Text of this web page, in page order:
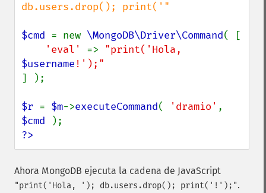
db.users.drop(); print('"
$cmd = new \MongoDB\Driver\Command( [
'eval' =>
$username
] );
$r = $m->executeCommand( 'dramio'
$cmd
?>
Ahora MongoDB ejecuta la cadena de JavaScript
"print('Hola, '); db.users.drop(); print('!');".